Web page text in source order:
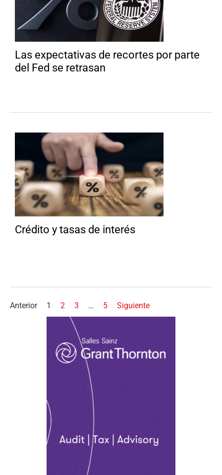
Las expectativas de recortes por parte
del Fed se retrasan
Crédito y tasas de interés
Anterior 1 2 3 … 5 Siguiente